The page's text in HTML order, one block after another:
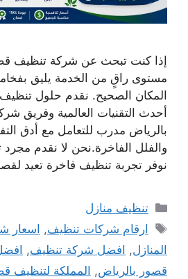
إذا كنت تبحث عن شركة تنظيف
مستوى راقٍ من الخدمة يليق
المكان الصحيح. نقدم حلول
أحدث التقنيات العالمية وفريق
بالرياض مدرب للتعامل مع أدق
والفلل الفاخرة.نحن لا نقدم
نوفر تجربة تنظيف فاخرة تعيد
التصنيفات
تنظيف منازل
الوسوم
ارقام شركات تنظيف, اسعار
المنازل, افضل شركة تنظيف,
قصور بالرياض, المملكة لتنظيف